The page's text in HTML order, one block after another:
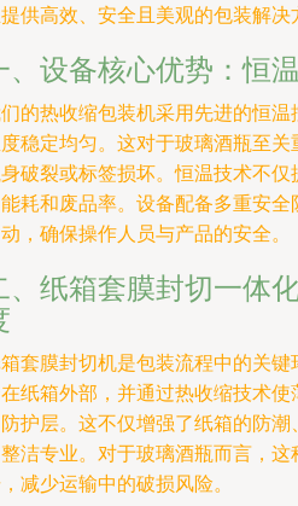
供高效、安全且美观的包装解决
、设备核心优势：恒
的热收缩包装机采用先进的恒
稳定均匀。这对于玻璃酒瓶至
破裂或标签损坏。恒温技术不
耗和废品率。设备配备多重安
，确保操作人员与产品的安全。
、纸箱套膜封切一体
套膜封切机是包装流程中的关
纸箱外部，并通过热收缩技术
护层。这不仅增强了纸箱的防
洁专业。对于玻璃酒瓶而言，
减少运输中的破损风险。